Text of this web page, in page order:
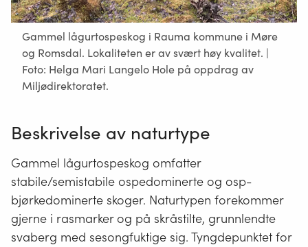
Gammel lågurtospeskog i Rauma kommune i Møre
og Romsdal. Lokaliteten er av svært høy kvalitet. |
Foto: Helga Mari Langelo Hole på oppdrag av
Miljødirektoratet.
Beskrivelse av naturtype
Gammel lågurtospeskog omfatter
stabile/semistabile ospedominerte og osp-
bjørkedominerte skoger. Naturtypen forekommer
gjerne i rasmarker og på skråstilte, grunnlendte
svaberg med sesongfuktige sig. Tyngdepunktet for